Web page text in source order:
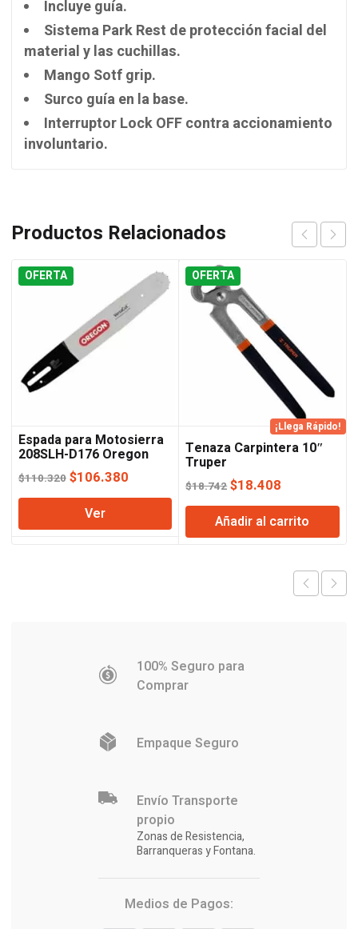
Incluye guía.
Sistema Park Rest de protección facial del
material y las cuchillas.
Mango Sotf grip.
Surco guía en la base.
Interruptor Lock OFF contra accionamiento
involuntario.
Productos Relacionados
OFERTA
Espada para Motosierra
208SLH-D176 Oregon
$110.320 El
precio
original
era:
$106.380
precio
es:
Ver
OFERTA
¡Llega Rápido!
Tenaza Carpintera 10″
Truper
$18.742El
precio
original
era:
$18.408
precio
actual
es:
Añadir al carrito
100% Seguro para
Comprar
Empaque Seguro
Envío Transporte
propio
Zonas de Resistencia,
Barranqueras y Fontana.
Medios de Pagos: